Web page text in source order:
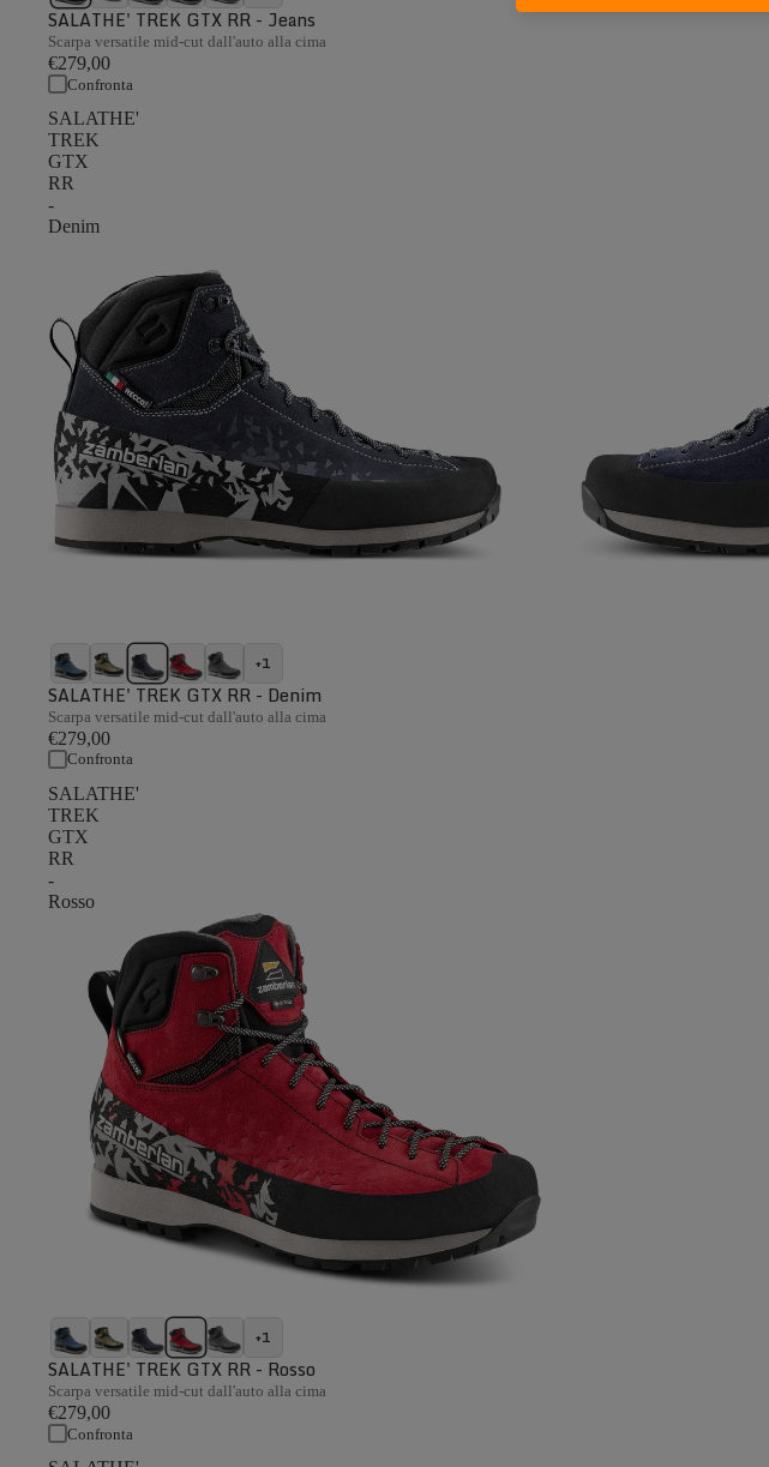
SALATHE' TREK GTX RR - Jeans
Scarpa versatile mid-cut dall'auto alla cima
€279,00
Confronta
SALATHE'
TREK
GTX
RR
-
Denim
+1
SALATHE' TREK GTX RR - Denim
Scarpa versatile mid-cut dall'auto alla cima
€279,00
Confronta
SALATHE'
TREK
GTX
RR
-
Rosso
+1
SALATHE' TREK GTX RR - Rosso
Scarpa versatile mid-cut dall'auto alla cima
€279,00
Confronta